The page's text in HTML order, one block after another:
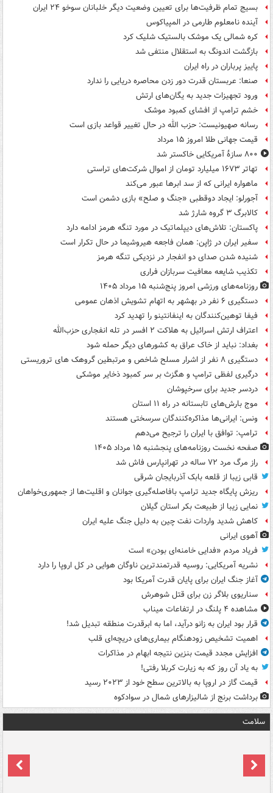
بسیج تمام ظرفیت‌ها برای تعیین وضعیت دیگر خلبانان سوخو ۲۴ ایران
آینده نامعلوم طارمی در المپیاکوس
کره شمالی یک موشک بالستیک شلیک کرد
بازگشت اندونگ به استقلال منتفی شد
پاییز پرباران در راه ایران
صنعا: عربستان قدرت دور زدن محاصره دریایی را ندارد
ورود تجهیزات جدید به یگان‌های ارتش
خشم ترامپ از افشای کمبود موشک
رسانه صهیونیست: حزب الله در حال تغییر قواعد بازی است
قیمت جهانی طلا امروز ۱۵ مرداد
۸۰۰ سازۀ آمریکایی خاکستر شد
تهاتر ۱۶۷۳ میلیارد تومان از اموال شرکت‌های تراستی
ماهواره ایرانی که از سد ابرها عبور می‌کند
آجورلو: ایجاد دوقطبی «جنگ و صلح‌» بازی دشمن است
کالابرگ ۳ گروه شارژ شد
پاکستان: تلاش‌های دیپلماتیک در مورد تنگه هرمز ادامه دارد
سفیر ایران در ژاپن: همان فاجعه هیروشیما در حال تکرار است
شنیده شدن صدای دو انفجار در نزدیکی تنگه هرمز
تکذیب شایعه معافیت سربازان فراری
روزنامه‌های ورزشی امروز پنج‌شنبه ۱۵ مرداد ۱۴۰۵
دستگیری ۶ نفر در بهشهر به اتهام تشویش اذهان عمومی
فیفا توهین‌کنندگان به اینفانتینو را تهدید کرد
اعتراف ارتش اسرائیل به هلاکت ۲ افسر در تله انفجاری حزب‌الله
بغداد: نباید از خاک عراق به کشورهای دیگر حمله شود
دستگیری ۸ نفر از اشرار مسلح شاخص و مرتبطین گروهک های تروریستی
درگیری لفظی ترامپ و هگزث بر سر کمبود ذخایر موشکی
دردسر جدید برای سرخپوشان
موج بارش‌های تابستانه در راه ۱۱ استان
ونس: ایرانی‌ها مذاکره‌کنندگان سرسختی هستند
ترامپ: توافق با ایران را ترجیح می‌دهم
صفحه نخست روزنامه‌های پنجشنبه ۱۵ مرداد ۱۴۰۵
راز مرگ مرد ۷۲ ساله در تهرانپارس فاش شد
قابی زیبا از قلعه بابک آذربایجان شرقی
ریزش پایگاه جدید ترامپ بافاصله‌گیری جوانان و اقلیت‌ها از جمهوری‌خواهان
نمایی زیبا از طبیعت بکر استان گیلان
کاهش شدید واردات نفت چین به دلیل جنگ علیه ایران
آهوی ایرانی
فریاد مردم «فدایی خامنه‌ای بودن» است
نشریه آمریکایی: روسیه قدرتمندترین ناوگان هوایی در کل اروپا را دارد
آغاز جنگ ایران برای پایان قدرت آمریکا بود
سناریوی بلاگر زن برای قتل شوهرش
مشاهده ۴ پلنگ در ارتفاعات میناب
قرار بود ایران به زانو درآید، اما به ابرقدرت منطقه تبدیل شد!
اهمیت تشخیص زودهنگام بیماری‌های دریچه‌ای قلب
افزایش مجدد قیمت بنزین نتیجه ابهام در مذاکرات
به یاد آن روز که به زیارت کربلا رفتی!
قیمت گاز در اروپا به بالاترین سطح خود از ۲۰۲۳ رسید
برداشت برنج از شالیزارهای شمال در سوادکوه
سلامت